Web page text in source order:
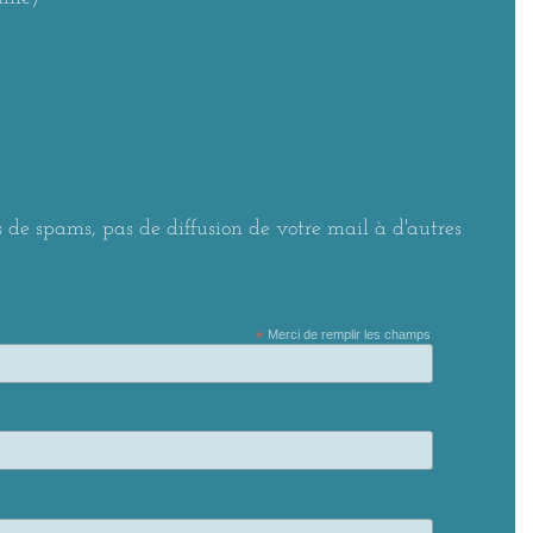
de spams, pas de diffusion de votre mail à d'autres
* Merci de remplir les champs